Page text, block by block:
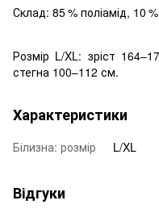
Склад: 85 % поліамід, 10
Розмір L/XL: зріст
стегна 100–112 см.
Характеристики
Білизна: розмір L/XL
Відгуки